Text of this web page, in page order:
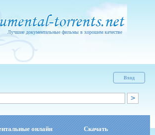
Лучшие документальные фильмы в хорошем качестве
Вход
онлайн Скачать